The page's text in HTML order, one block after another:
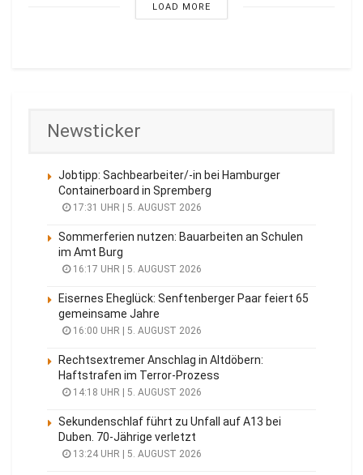
LOAD MORE
Newsticker
Jobtipp: Sachbearbeiter/-in bei Hamburger
Containerboard in Spremberg
17:31 UHR | 5. AUGUST 2026
Sommerferien nutzen: Bauarbeiten an Schulen
im Amt Burg
16:17 UHR | 5. AUGUST 2026
Eisernes Eheglück: Senftenberger Paar feiert 65
gemeinsame Jahre
16:00 UHR | 5. AUGUST 2026
Rechtsextremer Anschlag in Altdöbern:
Haftstrafen im Terror-Prozess
14:18 UHR | 5. AUGUST 2026
Sekundenschlaf führt zu Unfall auf A13 bei
Duben. 70-Jährige verletzt
13:24 UHR | 5. AUGUST 2026